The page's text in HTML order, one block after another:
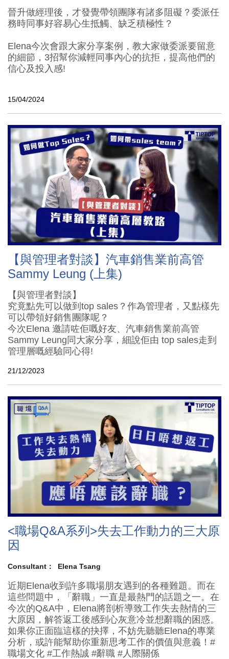
晉升做經理後，才發覺帶領團隊有諸多阻礙？委派任
務時同事好容易心生抵觸、缺乏積極性？
Elena今次會跟大家分享案例，教大家做委派要留意
的細節，3招幫你減輕同事內心的抗拒，提高他們的
信心及投入感!
15/04/2024
【與管理者對談】汽車銷售業前高管
Sammy Leung (上集)
【與管理者對談】
究竟點先可以做到top sales？作為管理者，又點樣先
可以帶領好銷售團隊呢？
今次Elena 邀請咗佢嘅好友、汽車銷售業前高管
Sammy Leung同大家分享，細說佢由 top sales走到
管理層嘅經驗同心得!
21/12/2023
<職場Q&A系列>失去工作動力的三大原
因
Consultant： Elena Tsang
近期Elena收到許多職場朋友遇到的各種難題。而在
這些問題中，「辭職」一直是最熱門的話題之一。在
今次的Q&A中，Elena將剖析導致工作失去熱情的三
大原因，解答返工後感到心灰意冷並想辭職的困惑。
如果你正面臨這樣的抉擇，不妨先聽聽Elena的專業
分析，或許能幫助你重新思考工作的價值與意義！#
職場文化 #工作熱誠 #辭職 #人際關係